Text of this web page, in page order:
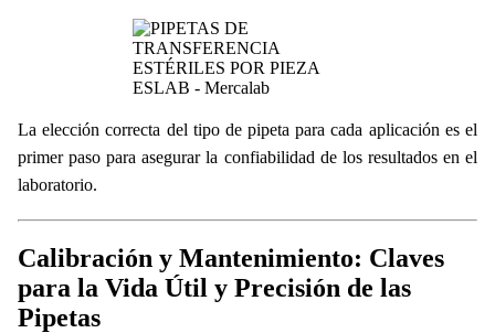
La elección correcta del tipo de pipeta para cada aplicación es el
primer paso para asegurar la confiabilidad de los resultados en el
laboratorio.
Calibración y Mantenimiento: Claves
para la Vida Útil y Precisión de las
Pipetas